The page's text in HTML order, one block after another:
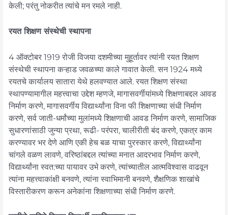
केली; परंतु नोकरीत त्यांचे मन रमले नाही.
रयत शिक्षण संस्थेची स्थापना
4 ऑक्‍टोबर 1919 रोजी विजया दशमीच्या मुहूर्तावर त्यांनी रयत शिक्षण
संस्थेची स्थापना कऱ्हाड जवळच्या काले गावात केली. सन 1924 मध्ये
रयतचे कार्यालय सातारा येथे हलवण्यात आले. रयत शिक्षण संस्था
स्थापण्यामागील महत्त्वाचा उद्देश म्हणजे, मागासवर्गीयांमध्ये शिक्षणाबद्दल आवड
निर्माण करणे, मागासवर्गीय विद्यार्थ्यांना विना फी शिक्षणाच्या संधी निर्माण
करणे, सर्व जाती-धर्मांच्या मुलांमध्ये शिक्षणाची आवड निर्माण करणे, सामाजिक
सुधारणांसाठी जुन्या प्रथा, रूढी- परंपरा, चालीरीती बंद करणे, एकत्र काम
करण्यावर भर देणे आणि एकी हेच बळ याचा पुरस्कार करणे, विद्यार्थ्यांना
चांगले वळण लावणे, वरिष्ठांबद्दल त्यांच्या मनात आदरभाव निर्माण करणे,
विद्यार्थ्यांना स्वत:च्या पायावर उभे करणे, त्यांच्यातील आत्मविश्‍वास वाढवून
त्यांना महत्त्वाकांक्षी बनवणे, त्यांना स्वाभिमानी बनवणे, शैक्षणिक शाखांचे
विस्तारीकरण करून अनेकांना शिक्षणाच्या संधी निर्माण करणे.